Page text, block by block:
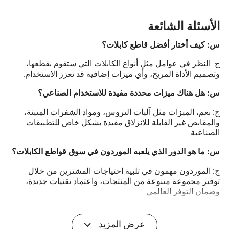
الأسئلة الشائعة
س: كيف أختار أفضل قاطع كابلات؟
ج: النظر في عوامل مثل أنواع الكابلات التي ستقوم بقطعها،
وتصميم الأداة المريح، وأي ميزات إضافية قد تعزز الاستخدام.
س: هل هناك ميزات محددة مفيدة للاستخدام الصناعي؟
ج: نعم، الميزات مثل آليات التروس، ومواد الشفرات المتينة،
والمقابض غير القابلة للانزلاق مفيدة بشكل خاص للتطبيقات
الصناعية.
س: ما هو الدور الذي يلعبه الموردون في سوق قواطع الكابلات؟
ج: الموردون مهمون في تلبية احتياجات المشترين من خلال
توفير مجموعة متنوعة من المنتجات، واعتماد تقنيات جديدة،
وضمان التوفر العالمي.
عرض المزيد